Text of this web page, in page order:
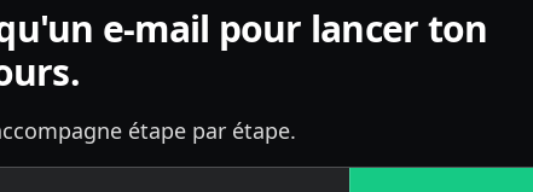
e-mail pour lancer ton
étape par étape.